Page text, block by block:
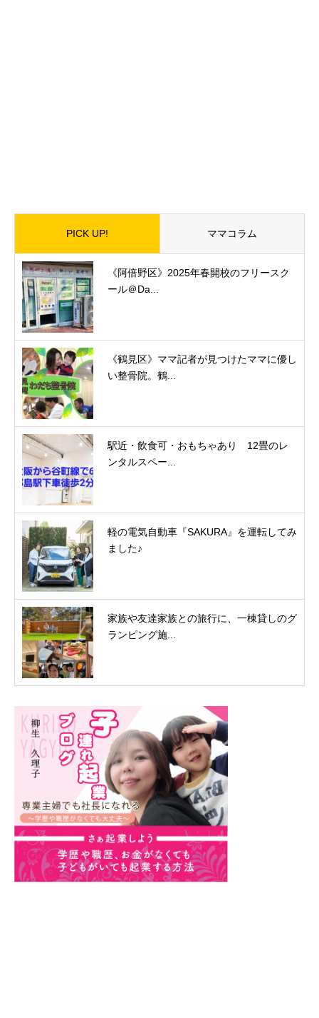
PICK UP! ママコラム
《阿倍野区》2025年春開校のフリースク
ール＠Da...
《鶴見区》ママ記者が見つけたママに優し
い整骨院。鶴...
駅近・飲食可・おもちゃあり 12畳のレ
ンタルスペー...
軽の電気自動車『SAKURA』を運転してみ
ました♪
家族や友達家族との旅行に、一棟貸しのグ
ランピング施...